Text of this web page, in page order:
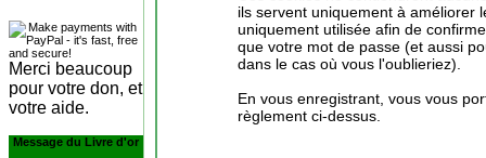
Merci beaucoup
pour votre don, et
votre aide.
Message du Livre d'or
ils servent uniquement à améliorer
uniquement utilisée afin de
que votre mot de passe (et aussi
dans le cas où vous l'oublieriez).
En vous enregistrant, vous vous
règlement ci-dessus.